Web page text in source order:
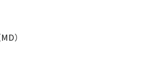
）